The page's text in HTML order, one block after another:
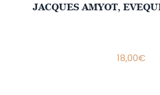
JACQUES AMYOT,
18,00€